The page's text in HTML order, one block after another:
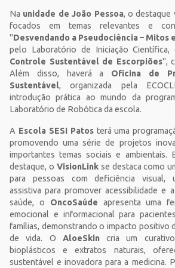
Na unidade de João Pessoa, o destaque
focados em temas relevantes e
"Desvendando a Pseudociência – Mitos
pelo Laboratório de Iniciação Científica,
Controle Sustentável de Escorpiões",
Além disso, haverá a Oficina de
Sustentável, organizada pela
introdução prática ao mundo da
Laboratório de Robótica da escola.
A Escola SESI Patosterá uma
promovendo uma série de projetos
importantes temas sociais e ambientais.
destaque, o VisionLinkse destaca como
para pessoas com deficiência visual,
assistiva para promover acessibilidade e
saúde, o OncoSaúde apresenta uma
emocional e informacional para
famílias, demonstrando o impacto positivo
de vida. O AloeSkincria um curativo
bioplásticos e extratos naturais,
sustentável e inovadora para a medicina.